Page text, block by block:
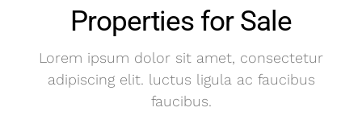
Properties for Sale
Lorem ipsum dolor sit amet, consectetur
adipiscing elit. luctus ligula ac faucibus
faucibus.